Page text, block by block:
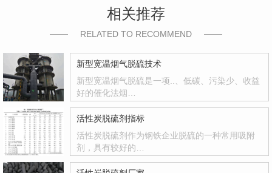
相关推荐
RELATED TO RECOMMEND
新型宽温烟气脱硫技术
新型宽温烟气脱硫是一项..、低碳、污染少、收益
好的催化法烟…
活性炭脱硫剂指标
活性炭脱硫剂作为钢铁企业脱硫的一种常用吸附
剂，具有较好的…